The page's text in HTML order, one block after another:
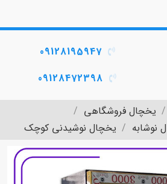
09128195947
09128472398
یخچال فروشگاهی
نوشابه یخچال نوشیدنی کوچک